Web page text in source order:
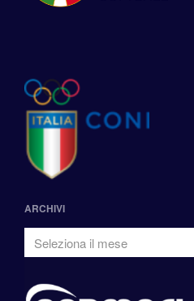
ARCHIVI